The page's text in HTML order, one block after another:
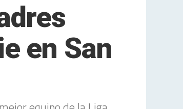
en San